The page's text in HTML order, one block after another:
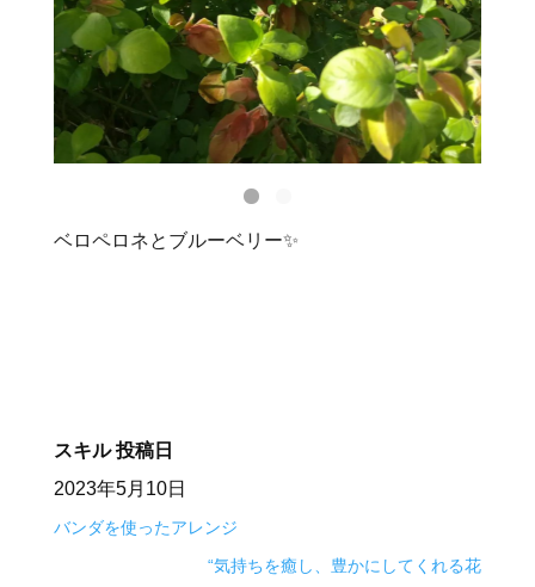
ベロペロネとブルーベリー✨
スキル 投稿日
2023年5月10日
バンダを使ったアレンジ
“気持ちを癒し、豊かにしてくれる花